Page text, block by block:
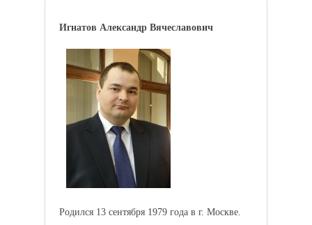
Игнатов Александр Вячеславович
Родился 13 сентября 1979 года в г. Москве.